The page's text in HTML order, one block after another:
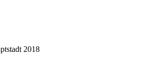
2018